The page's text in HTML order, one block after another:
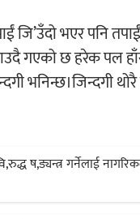
अर्जुन चन्द्रको ‘संवेदनाका
जि’उँदो भएर पनि
गएको छ हरेक पल
भनिन्छ।जिन्दगी
ष,ड्यन्त्र गर्नेलाई